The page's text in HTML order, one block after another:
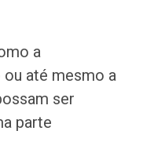
a
até mesmo a
ser
parte